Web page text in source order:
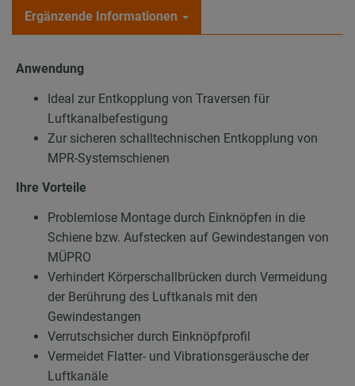
Ergänzende Informationen
Anwendung
Ideal zur Entkopplung von Traversen für
Luftkanalbefestigung
Zur sicheren schalltechnischen Entkopplung von
MPR-Systemschienen
Ihre Vorteile
Problemlose Montage durch Einknöpfen in die
Schiene bzw. Aufstecken auf Gewindestangen von
MÜPRO
Verhindert Körperschallbrücken durch Vermeidung
der Berührung des Luftkanals mit den
Gewindestangen
Verrutschsicher durch Einknöpfprofil
Vermeidet Flatter- und Vibrationsgeräusche der
Luftkanäle